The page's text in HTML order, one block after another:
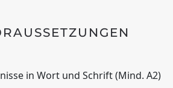
in Wort und Schrift (Mind. A2)